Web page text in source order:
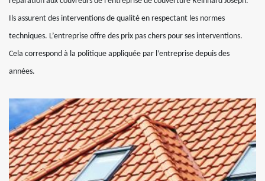
Ils assurent des interventions de qualité en respectant les normes
techniques. L’entreprise offre des prix pas chers pour ses interventions.
Cela correspond à la politique appliquée par l’entreprise depuis des
années.